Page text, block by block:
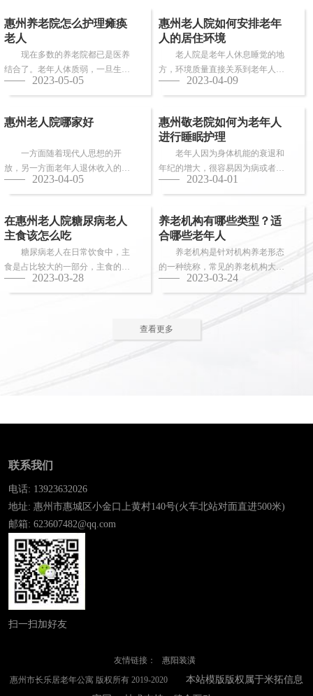
惠州养老院怎么护理瘫痪
老人
现在多数的养老院都已是医养
结合了。老年人体质弱，一旦生
病，多数情况下都会面临卧床修
养，这时候就需...
2023-05-05
惠州老人院如何安排老年
人的居住环境
老人院是老年人休息睡觉的地
方，环境质量直接关系到老年人的
健康长寿。由于老年人适应能力和
抗病能力较...
2023-04-09
惠州老人院哪家好
一方面随着现代人思想的开
放，另一方面老年人退休收入的稳
步上升，选择惠州老人院进行疗养
的老人越来越...
2023-04-05
惠州敬老院如何为老年人
进行睡眠护理
老年人因为身体机能的衰退和
年纪的增大，很容易因为病或者各
种各样的原因导致失眠、多梦，睡
眠质量差等...
2023-04-01
在惠州老人院糖尿病老人
主食该怎么吃
糖尿病老人在日常饮食中，主
食是占比较大的一部分，主食的选
择对控制血糖水平至关重要。那
么，糖尿病老...
2023-03-28
养老机构有哪些类型？适
合哪些老年人
养老机构是针对机构养老形态
的一种统称，常见的养老机构大致
有这些类型：养老社区、老年公
寓、养老院、...
2023-03-24
查看更多
联系我们
电话: 13923632026
地址: 惠州市惠城区小金口上黄村140号(火车北站对面直进500米)
邮箱: 623607482@qq.com
扫一扫加好友
友情链接：
惠阳装潢
惠州市长乐居老年公寓 版权所有 2019-2020
本站模版版权属于米拓信息